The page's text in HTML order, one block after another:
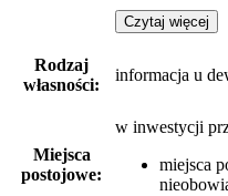
Czytaj więcej
Rodzaj
własności:
informacja u
Miejsca
postojowe:
w inwestycji
miejsca